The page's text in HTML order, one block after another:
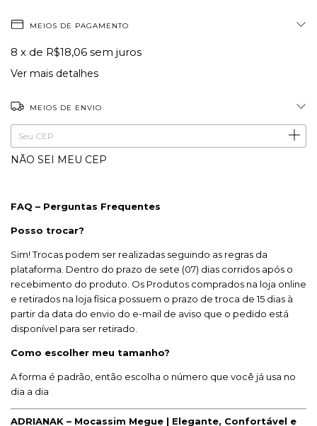
MEIOS DE PAGAMENTO
8 x de R$18,06 sem juros
Ver mais detalhes
MEIOS DE ENVIO
Entregas para o CEP: ALTERAR CEP
NÃO SEI MEU CEP
FAQ – Perguntas Frequentes
Posso trocar?
Sim! Trocas podem ser realizadas seguindo as regras da
plataforma. Dentro do prazo de sete (07) dias corridos após o
recebimento do produto. Os Produtos comprados na loja online
e retirados na loja física possuem o prazo de troca de 15 dias à
partir da data do envio do e-mail de aviso que o pedido está
disponível para ser retirado.
Como escolher meu tamanho?
A forma é padrão, então escolha o número que você já usa no
dia a dia
ADRIANAK – Mocassim Megue | Elegante, Confortável e